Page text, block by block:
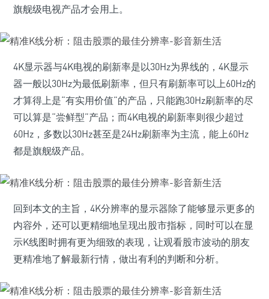
旗舰级电视产品才会用上。
4K显示器与4K电视的刷新率是以30Hz为界线的，4K显示
器一般以30Hz为最低刷新率，但只有刷新率可以上60Hz的
才算得上是“有实用价值”的产品，只能跑30Hz刷新率的尽
可以算是“尝鲜型”产品；而4K电视的刷新率则很少超过
60Hz，多数以30Hz甚至是24Hz刷新率为主流，能上60Hz
都是旗舰级产品。
回到本文的主旨，4K分辨率的显示器除了能够显示更多的
内容外，还可以更精细地呈现出股市指标，同时可以在显
示K线图时拥有更为细致的表现，让观看股市波动的朋友
更精准地了解最新行情，做出有利的判断和分析。